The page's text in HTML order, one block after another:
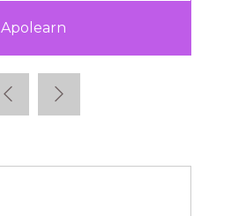
Apolearn